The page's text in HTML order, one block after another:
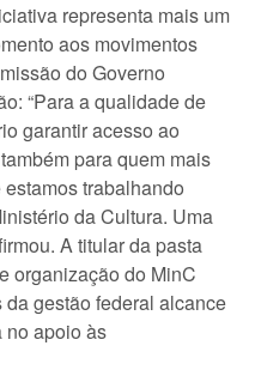
representa mais um
aos movimentos
do Governo
“Para a qualidade de
garantir acesso ao
para quem mais
trabalhando
da Cultura. Uma
A titular da pasta
organização do MinC
gestão federal alcance
no apoio às